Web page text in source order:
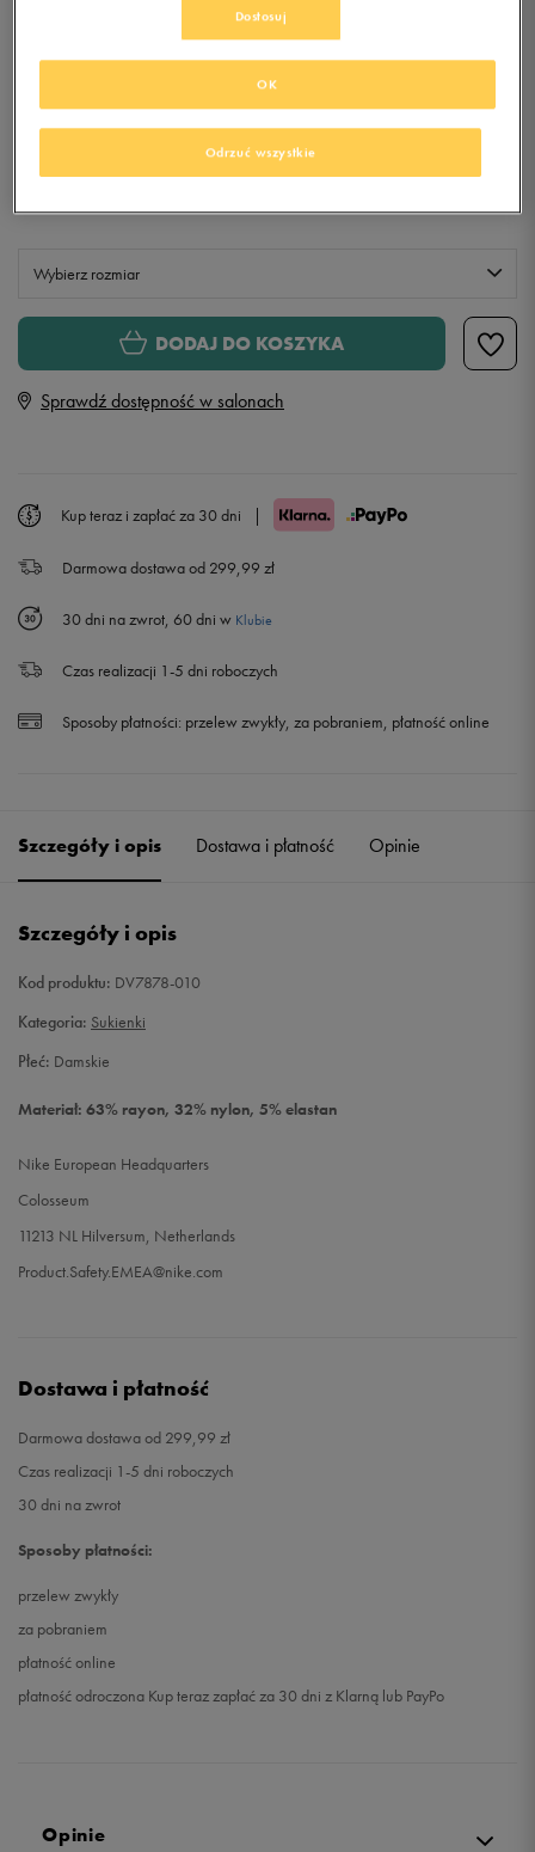
KLUBIE 50 STYLE
Wybierz rozmiar
S
Powiadom o dostępności
DODAJ DO KOSZYKA
Sprawdź dostępność w salonach
Kup teraz i zapłać za 30 dni |
Darmowa dostawa od 299,99 zł
30 dni na zwrot, 60 dni w Klubie
Czas realizacji 1-5 dni roboczych
Sposoby płatności: przelew zwykły, za pobraniem, płatność online
Szczegóły i opis Dostawa i płatność Opinie
Szczegóły i opis
Kod produktu: DV7878-010
Kategoria: Sukienki
Płeć: Damskie
Materiał: 63% rayon, 32% nylon, 5% elastan
Nike European Headquarters
Colosseum
11213 NL Hilversum, Netherlands
Product.Safety.EMEA@nike.com
Dostawa i płatność
Darmowa dostawa od 299,99 zł
Czas realizacji 1-5 dni roboczych
30 dni na zwrot
Sposoby płatności:
przelew zwykły
za pobraniem
płatność online
płatność odroczona Kup teraz zapłać za 30 dni z Klarną lub PayPo
Opinie
Dostosuj
Odrzuć wszystkie
OK